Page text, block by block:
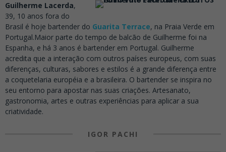
Guilherme Lacerda,
39, 10 anos fora do
Brasil é hoje bartender do Guarita Terrace, na Praia Verde em
Portugal.Maior parte do tempo de balcão de Guilherme foi na
Espanha, e há 3 anos é bartender em Portugal. Guilherme
acredita que a interação com outros países europeus, com suas
diferenças, culturas, sabores e estilos é a grande diferença entre
a coquetelaria européia e a brasileira. O bartender se inspira no
seu entorno para apostar nas suas criações. Artesanato,
gastronomia, artes e outras experiências para aplicar a sua
criatividade.
IGOR PACHI